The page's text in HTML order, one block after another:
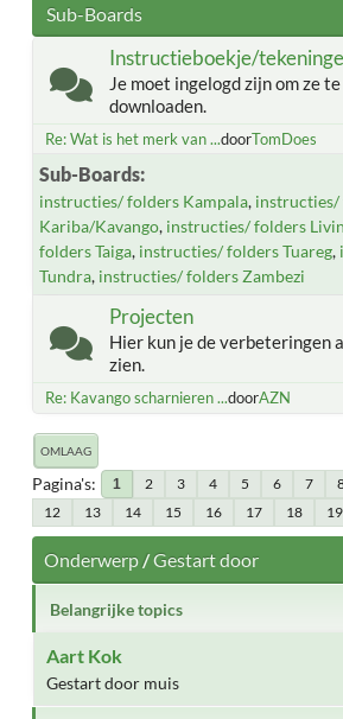
Sub-Boards
Instructieboekje/
Je moet ingelogd zijn om ze
downloaden.
Re: Wat is het merk van ...doorTomDoes
Sub-Boards
instructies/ folders Kampala instructies/
Kariba/Kavango instructies/ folders
folders Taiga instructies/ folders Tuareg
Tundra instructies/ folders Zambezi
Projecten
Hier kun je de verbeteringen
zien.
Re: Kavango scharnieren ...doorAZN
OMLAAG
Pagina's 1 2 3 4 5 6 7
12
13 14 15 16 17 18 19
Onderwerp/Gestart door
Belangrijke topics
Aart Kok
Gestart door muis